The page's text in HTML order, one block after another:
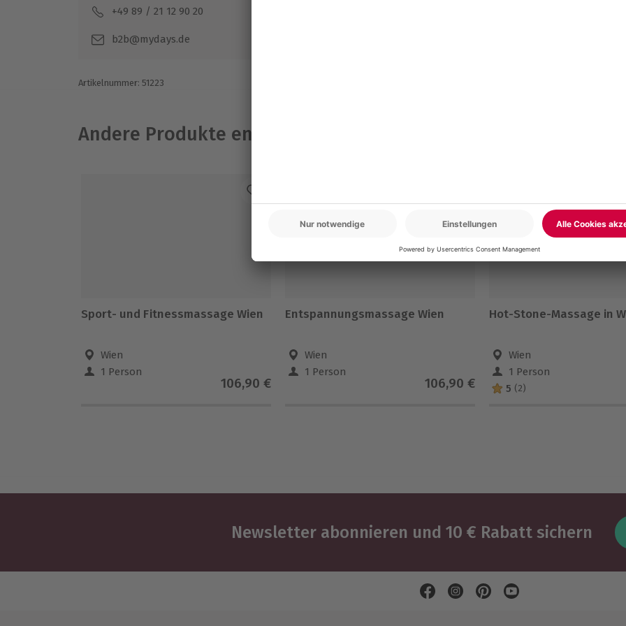
+49 89 / 21 12 90 20
b2b@mydays.de
Artikelnummer: 51223
Andere Produkte entdecken
Sport- und Fitnessmassage Wien
Wien
1 Person
106,90 €
Entspannungsmassage Wien
Wien
1 Person
106,90 €
Hot-Stone-Massage in
Wien
1 Person
5 (2)
Newsletter abonnieren und 10 € Rabatt sichern